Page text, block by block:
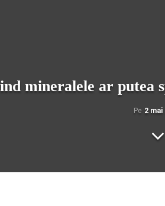
mineralele ar putea
Pe 2 mai